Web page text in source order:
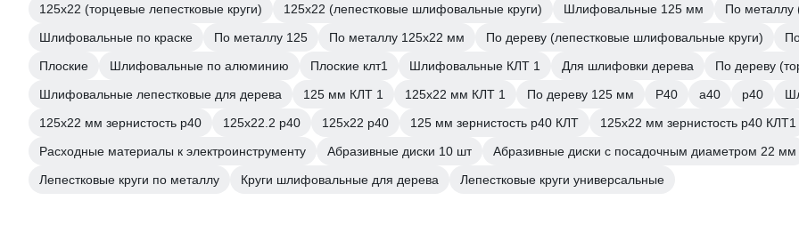
125х22 (торцевые лепестковые круги)
125х22 (лепестковые шлифовальные круги) Шлифовальные 125 мм
По металлу
Шлифовальные по краске
По металлу 125 По металлу 125х22 мм По дереву (лепестковые шлифовальные круги)
Плоские
Шлифовальные по алюминию Плоские клт1 Шлифовальные КЛТ 1 Для шлифовки дерева
По дереву
Шлифовальные лепестковые для дерева
125 мм КЛТ 1 125х22 мм КЛТ 1 По дереву 125 мм Р40 а40 р40
125х22 мм зернистость р40
125х22.2 р40 125х22 р40 125 мм зернистость р40 КЛТ
125х22 мм зернистость р40 КЛТ1
Расходные материалы к электроинструменту
Абразивные диски 10 шт
Абразивные диски с посадочным диаметром 22 мм
Лепестковые круги по металлу
Круги шлифовальные для дерева Лепестковые круги универсальные